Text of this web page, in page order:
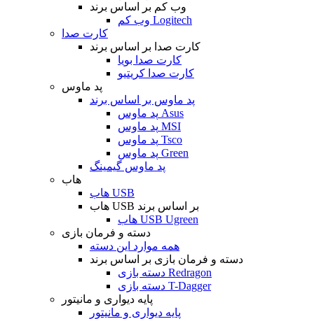
وب کم بر اساس برند
وب کم Logitech
کارت صدا
کارت صدا بر اساس برند
کارت صدا بویا
کارت صدا کریتیو
پد ماوس
پد ماوس بر اساس برند
پد ماوس Asus
پد ماوس MSI
پد ماوس Tsco
پد ماوس Green
پد ماوس گیمینگ
هاب
هاب USB
هاب USB بر اساس برند
هاب USB Ugreen
دسته و فرمان بازی
همه موارد این دسته
دسته و فرمان بازی بر اساس برند
دسته بازی Redragon
دسته بازی T-Dagger
پایه دیواری و مانیتور
پایه دیواری و مانیتور